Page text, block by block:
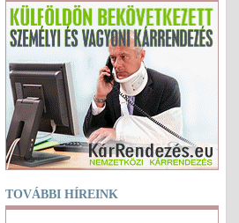
TOVÁBBI HÍREINK